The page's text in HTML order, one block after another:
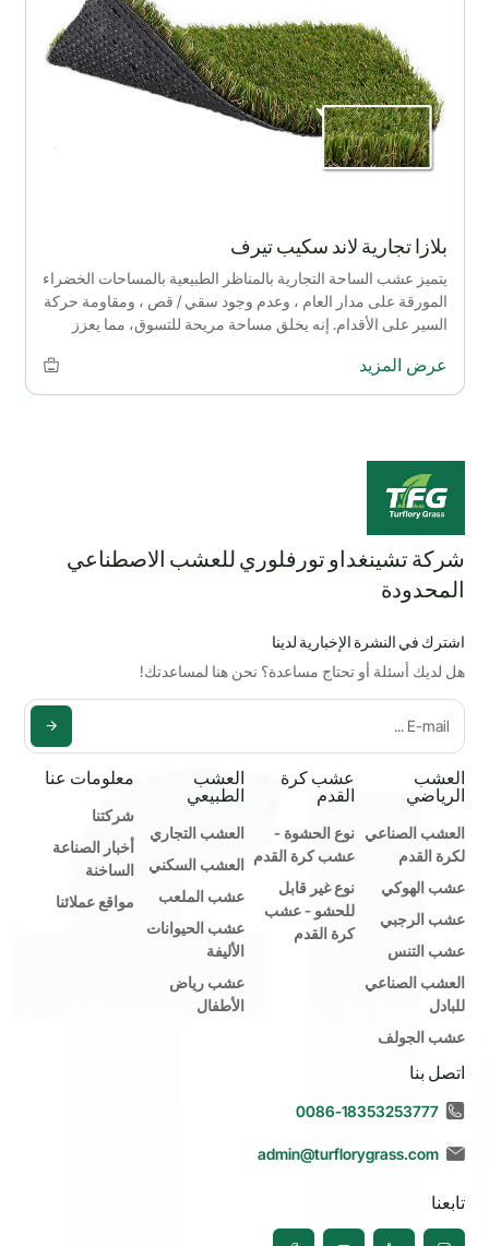
بلازا تجارية لاند سكيب تيرف
يتميز عشب الساحة التجارية بالمناظر الطبيعية بالمساحات الخضراء
المورقة على مدار العام ، وعدم وجود سقي / قص ، ومقاومة حركة
السير على الأقدام. إنه يخلق مساحة مريحة للتسوق، مما يعزز
عرض المزيد
شركة تشينغداو تورفلوري للعشب الاصطناعي
المحدودة
اشترك في النشرة الإخبارية لدينا
هل لديك أسئلة أو تحتاج مساعدة؟ نحن هنا لمساعدتك!
العشب
الرياضي
العشب الصناعي
لكرة القدم
عشب الهوكي
عشب الرجبي
عشب التنس
العشب الصناعي
للبادل
عشب الجولف
عشب كرة
القدم
نوع الحشوة -
عشب كرة القدم
نوع غير قابل
للحشو - عشب
كرة القدم
العشب
الطبيعي
العشب التجاري
العشب السكني
عشب الملعب
عشب الحيوانات
الأليفة
عشب رياض
الأطفال
معلومات عنا
شركتنا
أخبار الصناعة
الساخنة
مواقع عملائنا
اتصل بنا
0086-18353253777
admin@turflorygrass.com
تابعنا